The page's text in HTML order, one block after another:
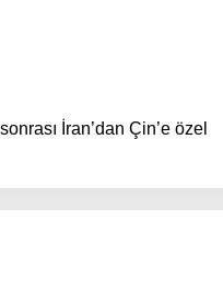
İran’dan Çin’e özel